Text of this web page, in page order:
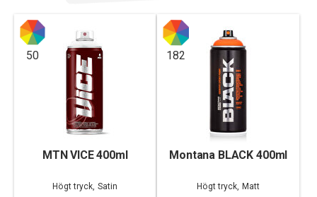
50
MTN VICE 400ml
Högt tryck, Satin
182
Montana BLACK 400ml
Högt tryck, Matt